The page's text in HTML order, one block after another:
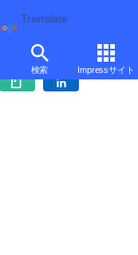
Translate
検索 Impressサイト
ダードノートPC